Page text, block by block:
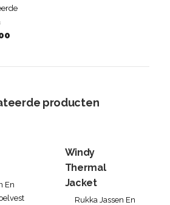
producten
En
Windy
Thermal
Jacket
Rukka Jassen En